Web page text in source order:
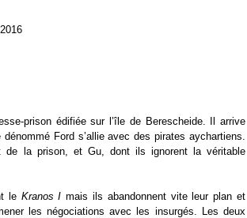
prison édifiée sur l’île de Berescheide. Il arrive
Ford s’allie avec des pirates aychartiens.
de la prison, et Gu, dont ils ignorent la véritable
le Kranos I mais ils abandonnent vite leur plan et
les négociations avec les insurgés. Les deux